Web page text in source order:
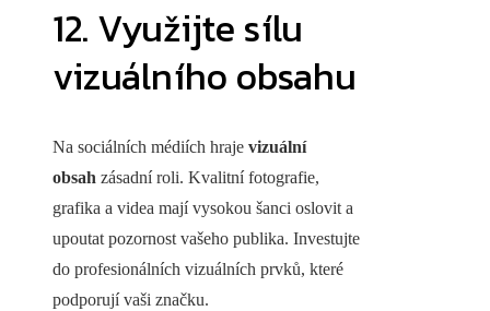
12. Využijte sílu
vizuálního obsahu
Na sociálních médiích hraje vizuální
obsah zásadní roli. Kvalitní fotografie,
grafika a videa mají vysokou šanci oslovit a
upoutat pozornost vašeho publika. Investujte
do profesionálních vizuálních prvků, které
podporují vaši značku.